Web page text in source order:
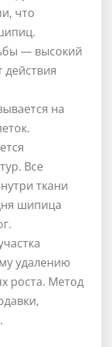
что
— высокий
действия
на
Все
ткани
шипица
удалению
роста. Метод